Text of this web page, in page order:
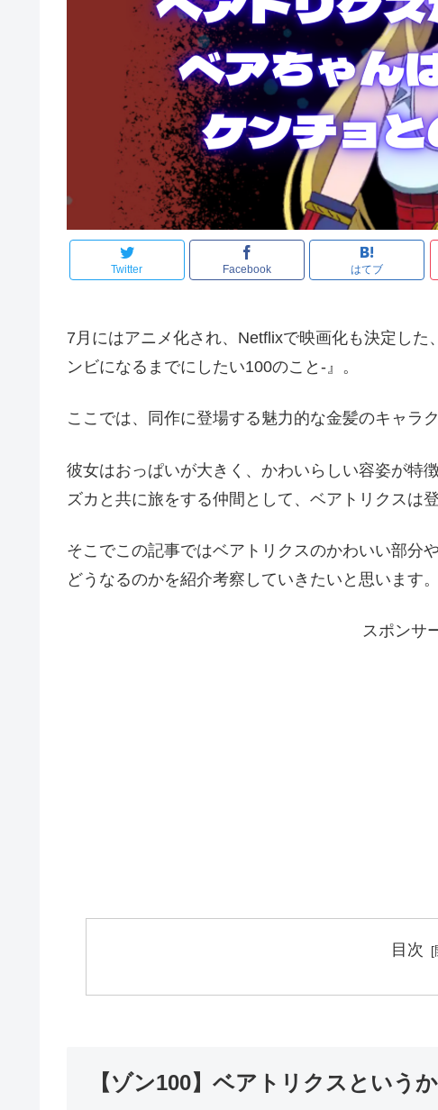
Twitter Facebook はてブ
7月にはアニメ化され、Netflixで映画化も決定し
ンビになるまでにしたい100のこと-』。
ここでは、同作に登場する魅力的な金髪のキャラ
彼女はおっぱいが大きく、かわいらしい容姿が特
ズカと共に旅をする仲間として、ベアトリクスは登
そこでこの記事ではベアトリクスのかわいい部分
どうなるのかを紹介考察していきたいと思います。
スポンサ
目次
【ゾン100】ベアトリクスという